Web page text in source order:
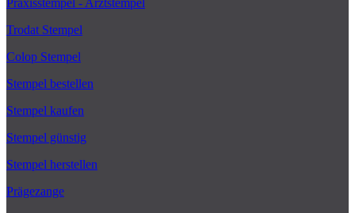
Praxisstempel - Arztstempel
Trodat Stempel
Colop Stempel
Stempel bestellen
Stempel kaufen
Stempel günstig
Stempel herstellen
Prägezange